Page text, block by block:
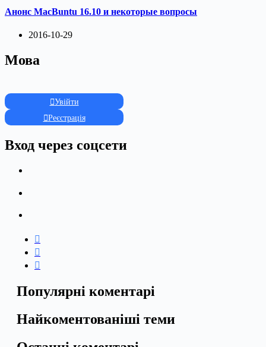
Анонс MacBuntu 16.10 и некоторые вопросы
2016-10-29
Мова
Увійти
Реєстрація
Вход через соцсети
Популярні коментарі
Найкоментованіші теми